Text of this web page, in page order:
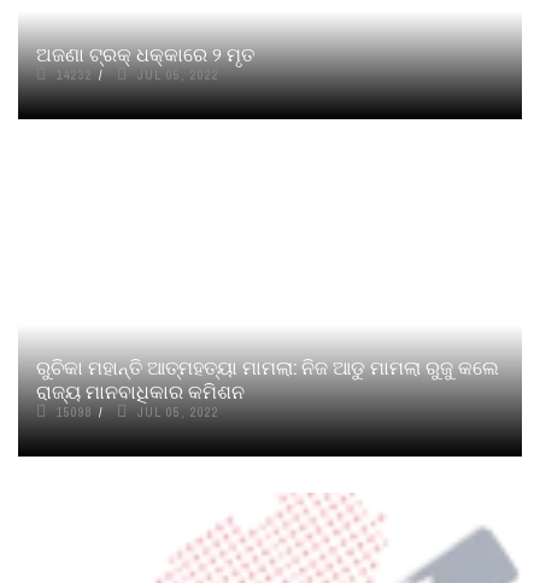
ଅଜଣା ଟ୍ରକ୍ ଧକ୍କାରେ ୨ ମୃତ
14232 JUL 05, 2022
ରୁଚିକା ମହାନ୍ତି ଆତ୍ମହତ୍ୟା ମାମଲା: ନିଜ ଆଡୁ ମାମଲା ରୁଜୁ କଲେ
ରାଜ୍ୟ ମାନବାଧିକାର କମିଶନ
15098 JUL 05, 2022